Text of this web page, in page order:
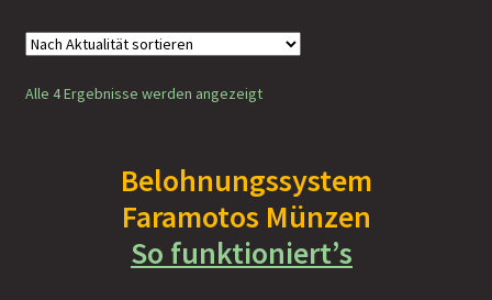
Alle 4 Ergebnisse werden angezeigtNach
Belohnungssystem
Faramotos Münzen
So funktioniert’s